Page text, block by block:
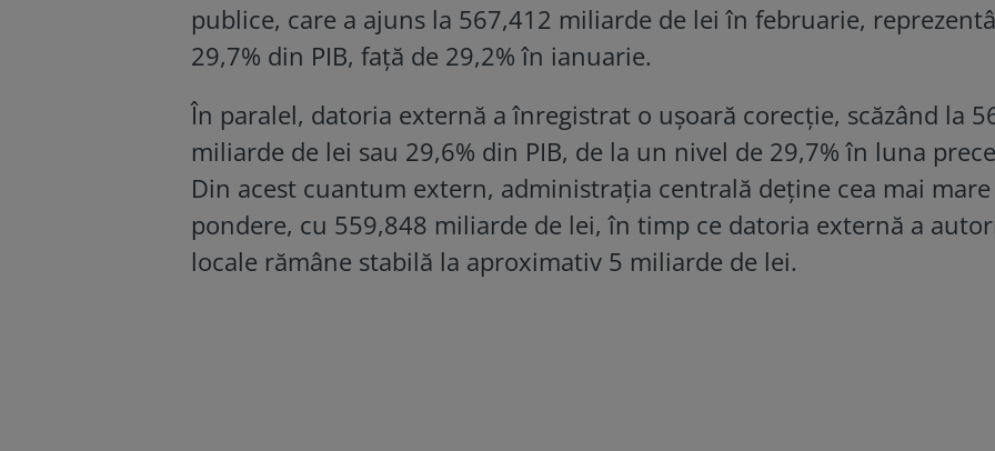
publice, care a ajuns la 567,412 miliarde de lei în februarie,
29,7% din PIB, față de 29,2% în ianuarie.
În paralel, datoria externă a înregistrat o ușoară corecție, scăzând la
miliarde de lei sau 29,6% din PIB, de la un nivel de 29,7% în luna
Din acest cuantum extern, administraţia centrală deţine cea mai mare
pondere, cu 559,848 miliarde de lei, în timp ce datoria externă a
locale rămâne stabilă la aproximativ 5 miliarde de lei.